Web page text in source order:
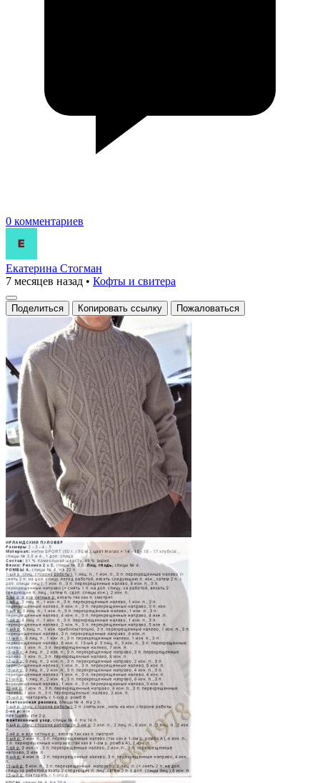
0 комментариев
Екатерина Стогман
7 месяцев назад • Кофты и свитера
Поделиться Копировать ссылку Пожаловаться